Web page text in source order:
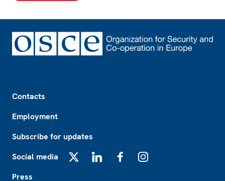
Contacts
Employment
Subscribe for updates
Social media
Press